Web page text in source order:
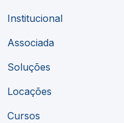
Institucional
Associada
Soluções
Locações
Cursos